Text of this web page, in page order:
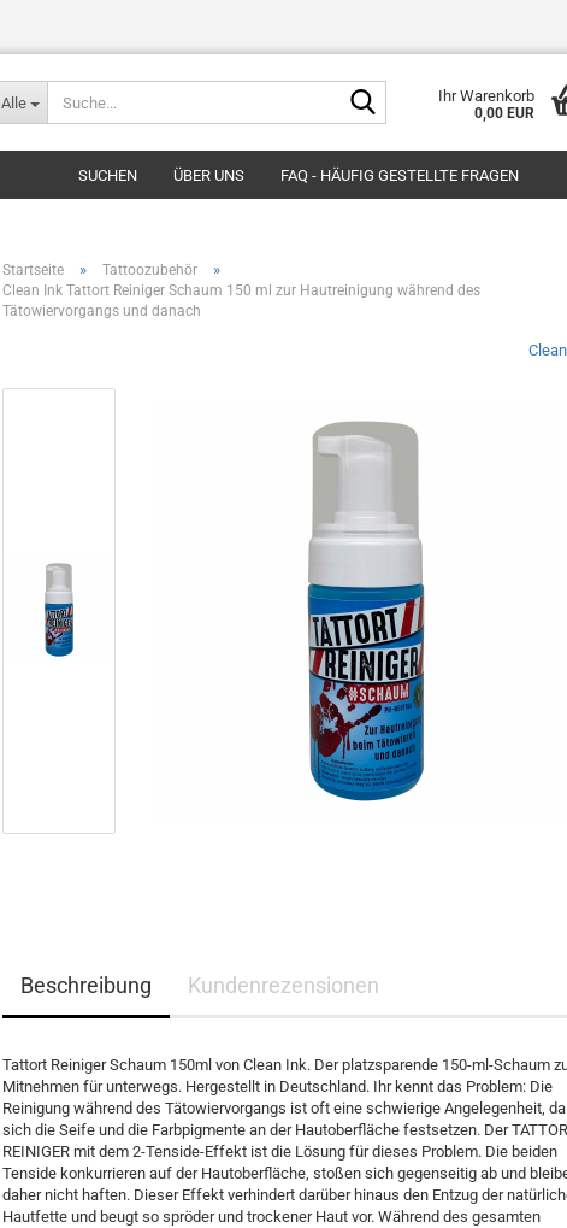
Alle Ihr Warenkorb
0,00 EUR
SUCHEN ÜBER UNS FAQ - HÄUFIG GESTELLTE FRAGEN
Startseite » Tattoozubehör »
Clean Ink Tattort Reiniger Schaum 150 ml zur Hautreinigung während des
Tätowiervorgangs und danach
Beschreibung Kundenrezensionen
Tattort Reiniger Schaum 150ml von Clean Ink. Der platzsparende 150-ml-Schaum
Mitnehmen für unterwegs. Hergestellt in Deutschland. Ihr kennt das Problem: Die
Reinigung während des Tätowiervorgangs ist oft eine schwierige Angelegenheit, da
sich die Seife und die Farbpigmente an der Hautoberfläche festsetzen. Der
REINIGER mit dem 2-Tenside-Effekt ist die Lösung für dieses Problem. Die beiden
Tenside konkurrieren auf der Hautoberfläche, stoßen sich gegenseitig ab und
daher nicht haften. Dieser Effekt verhindert darüber hinaus den Entzug der
Hautfette und beugt so spröder und trockener Haut vor. Während des gesamten